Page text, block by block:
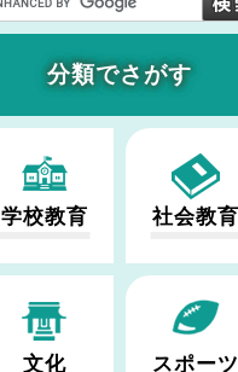
分類でさがす
学校教育 社会教育
文化 スポーツ